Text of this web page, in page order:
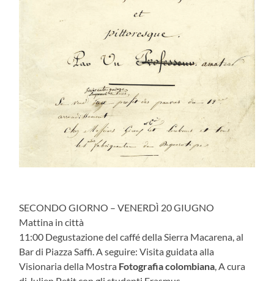
SECONDO GIORNO – VENERDÌ 20 GIUGNO
Mattina in città
11:00 Degustazione del caffé della Sierra Macarena, al
Bar di Piazza Saffi. A seguire: Visita guidata alla
Visionaria della Mostra Fotografia colombiana, A cura